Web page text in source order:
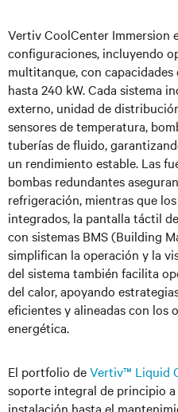
Vertiv CoolCenter Immersion
configuraciones, incluyendo
multitanque, con
hasta 240 kW. Cada sistema
externo, unidad de
sensores de temperatura,
tuberías de fluido,
un rendimiento estable. Las
bombas redundantes
refrigeración, mientras que
integrados, la pantalla táctil
con sistemas BMS (Building
simplifican la operación y la
del sistema también facilita
del calor, apoyando
eficientes y alineadas con los
energética.
El portfolio deVertiv™ Liquid
soporte integral de principio
instalación hasta el